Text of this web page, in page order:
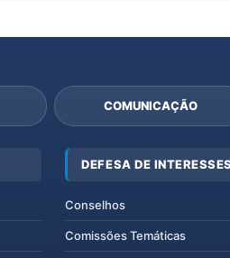
COMUNICAÇÃO
DEFESA DE INTERESSES
Conselhos
Comissões Temáticas